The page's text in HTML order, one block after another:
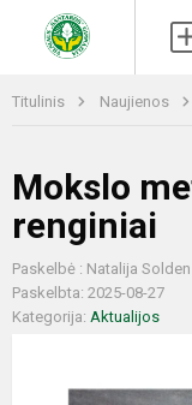
Titulinis Naujienos
Mokslo
renginiai
Paskelbė : Natalija Solden
Paskelbta: 2025-08-27
Kategorija: Aktualijos